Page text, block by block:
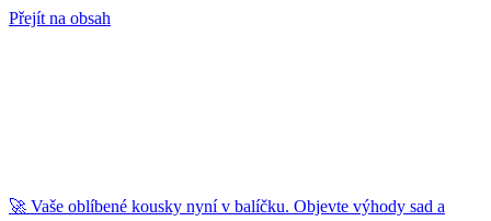
Přejít na obsah
🚀 Vaše oblíbené kousky nyní v balíčku. Objevte výhody sad a